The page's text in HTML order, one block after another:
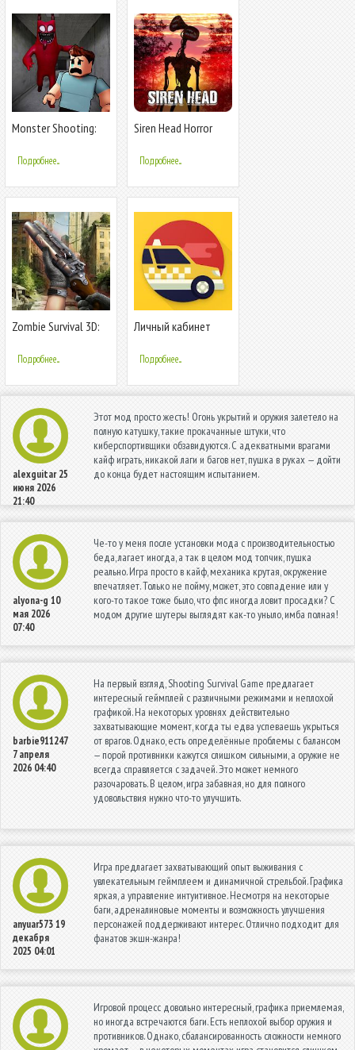
Monster Shooting:
Подробнее...
Siren Head Horror
Mod 2020
Подробнее...
Zombie Survival 3D:
Shooting Game
Подробнее...
Личный кабинет
Ритм
Подробнее...
alexguitar 25
июня 2026
21:40
Этот мод просто жесть! Огонь укрытий и оружия залетело на
полную катушку, такие прокачанные штуки, что
киберспортивщики обзавидуются. С адекватными врагами
кайф играть, никакой лаги и багов нет, пушка в руках — дойти
до конца будет настоящим испытанием.
alyona-g 10
мая 2026
07:40
Че-то у меня после установки мода с производительностью
беда, лагает иногда, а так в целом мод топчик, пушка
реально. Игра просто в кайф, механика крутая, окружение
впечатляет. Только не пойму, может, это совпадение или у
кого-то такое тоже было, что фпс иногда ловит просадки? С
модом другие шутеры выглядят как-то уныло, имба полная!
barbie911247
7 апреля
2026 04:40
На первый взгляд, Shooting Survival Game предлагает
интересный геймплей с различными режимами и неплохой
графикой. На некоторых уровнях действительно
захватывающие момент, когда ты едва успеваешь укрыться
от врагов. Однако, есть определённые проблемы с балансом
— порой противники кажутся слишком сильными, а оружие не
всегда справляется с задачей. Это может немного
разочаровать. В целом, игра забавная, но для полного
удовольствия нужно что-то улучшить.
anyuar57319
декабря
2025 04:01
Игра предлагает захватывающий опыт выживания с
увлекательным геймплеем и динамичной стрельбой. Графика
яркая, а управление интуитивное. Несмотря на некоторые
баги, адреналиновые моменты и возможность улучшения
персонажей поддерживают интерес. Отлично подходит для
фанатов экшн-жанра!
Игровой процесс довольно интересный, графика приемлемая,
но иногда встречаются баги. Есть неплохой выбор оружия и
противников. Однако, сбалансированность сложности немного